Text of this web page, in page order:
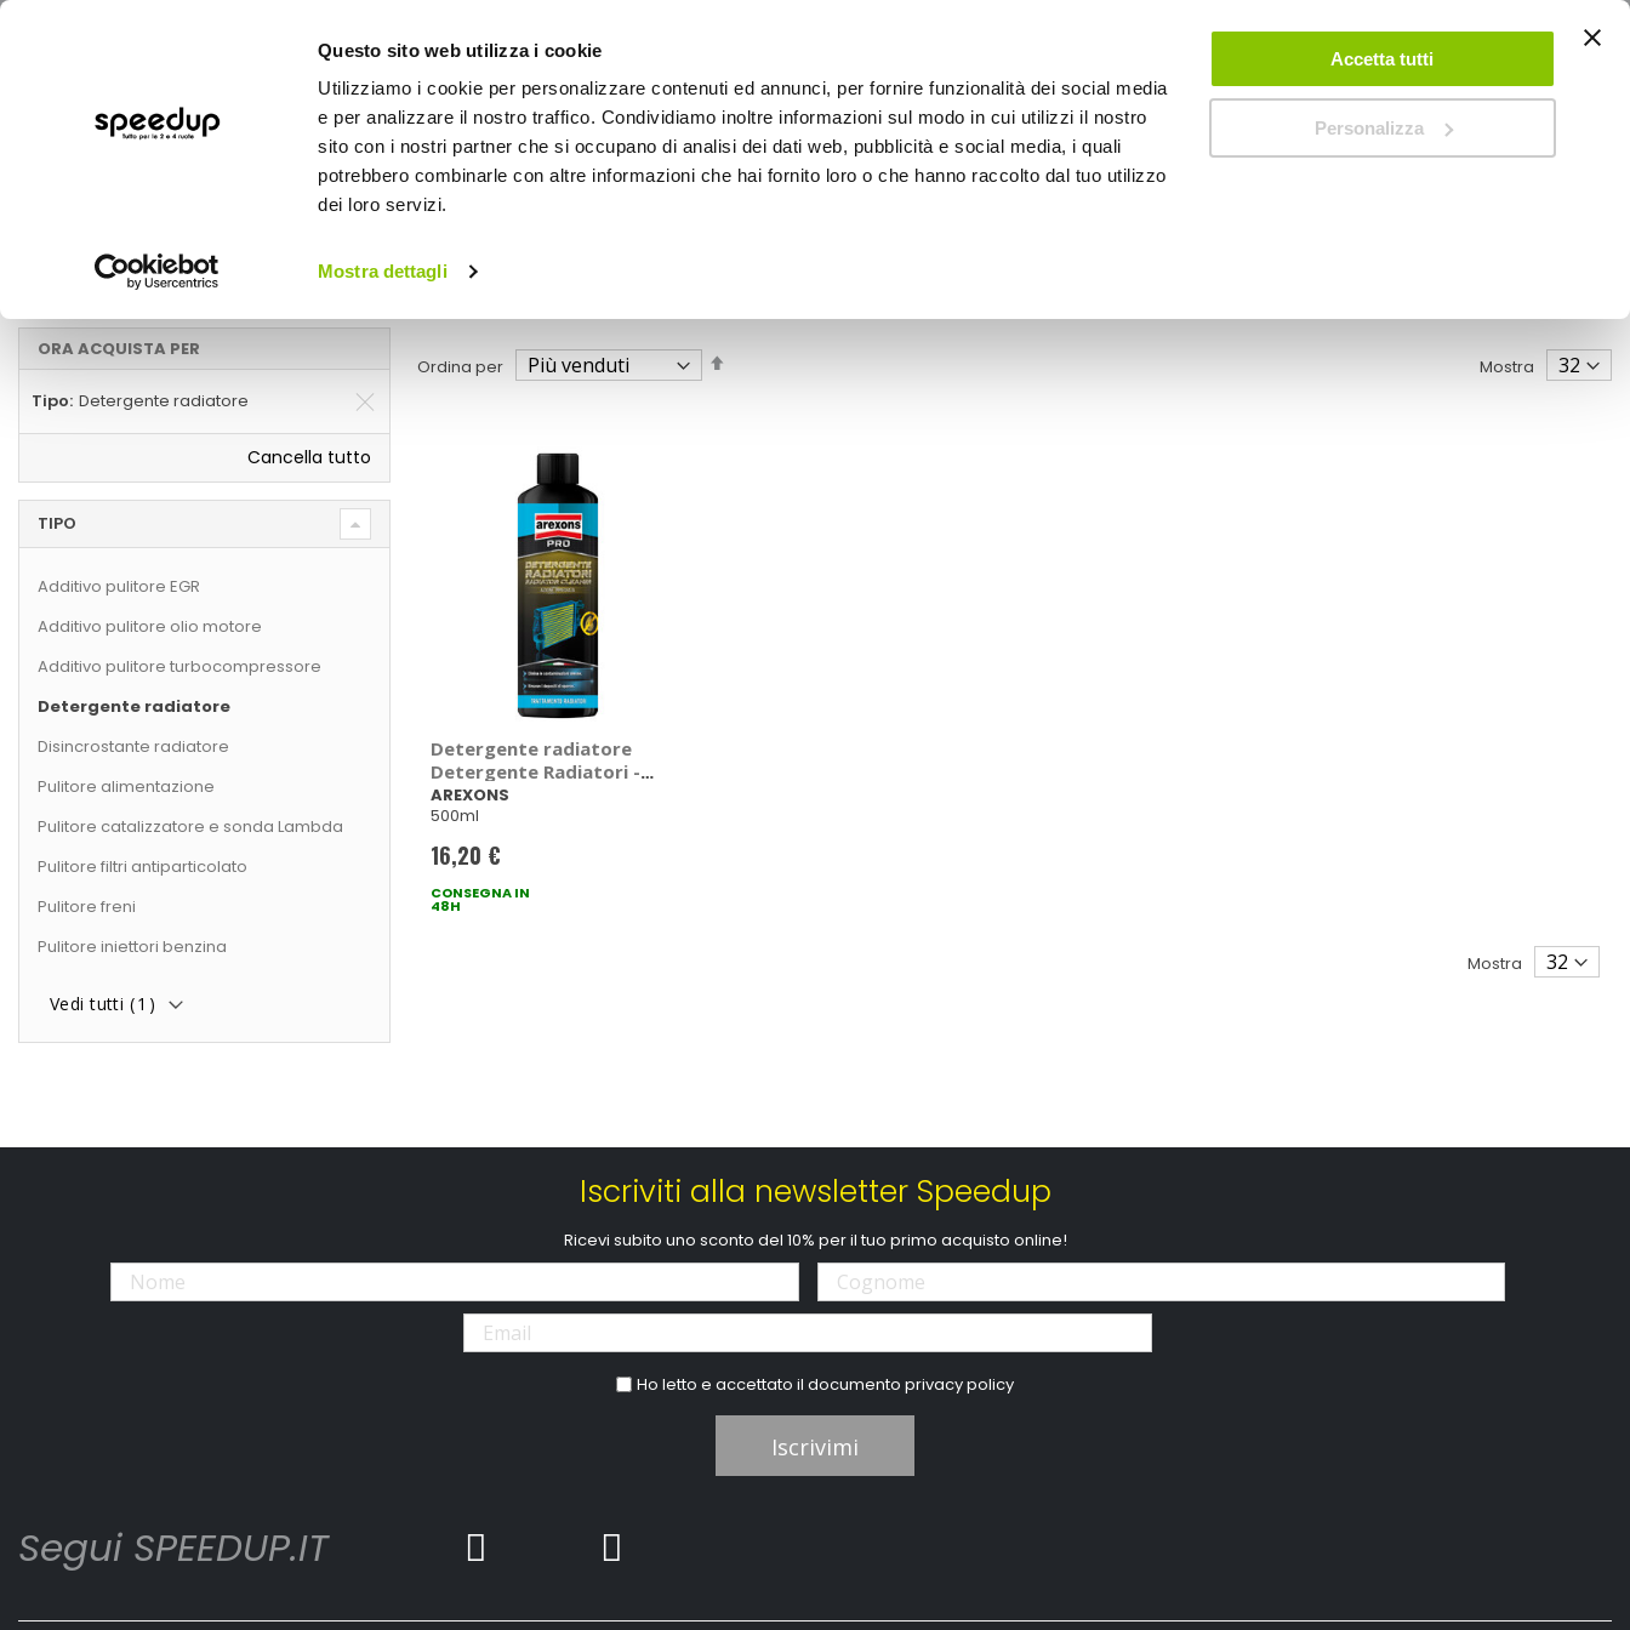
Questo sito web utilizza i cookie
Utilizziamo i cookie per personalizzare contenuti ed annunci, per fornire funzionalità dei social media
e per analizzare il nostro traffico. Condividiamo inoltre informazioni sul modo in cui utilizzi il nostro
sito con i nostri partner che si occupano di analisi dei dati web, pubblicità e social media, i quali
potrebbero combinarle con altre informazioni che hai fornito loro o che hanno raccolto dal tuo utilizzo
dei loro servizi.
Mostra dettagli
Accetta tutti
Personalizza
ACCEDI CREA UN ACCOUNT CONTATTACI
BICI OUTDOOR
Auto Additivi e trattamenti
Detergente radiatore
Ordina per Mostra
Detergente radiatore
Detergente Radiatori -
AREXONS
AREXONS
500ml
16,20 €
CONSEGNA IN
48H
Mostra
ORA ACQUISTA PER
Tipo Detergente radiatore
Cancella tutto
TIPO
Additivo pulitore EGR
Additivo pulitore olio motore
Additivo pulitore turbocompressore
Detergente radiatore
Disincrostante radiatore
Pulitore alimentazione
Pulitore catalizzatore e sonda Lambda
Pulitore filtri antiparticolato
Pulitore freni
Pulitore iniettori benzina
Vedi tutti (1 )
Iscriviti alla newsletter Speedup
Ricevi subito uno sconto del 10% per il tuo primo acquisto online!
Ho letto e accettato il documentoprivacy policy
Iscrivimi
Segui SPEEDUP.IT